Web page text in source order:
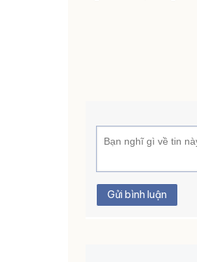
Gửi bình luận